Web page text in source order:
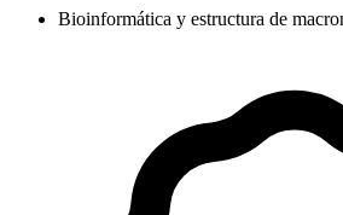
Bioinformática y estructura de